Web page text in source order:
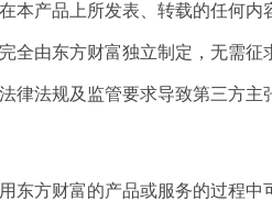
本产品上所发表、转载的任何
全由东方财富独立制定，无需征
律法规及监管要求导致第三方
东方财富的产品或服务的过程